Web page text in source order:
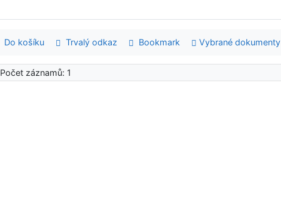
Do košíku Trvalý odkaz Bookmark Vybrané dokumenty
Počet záznamů: 1